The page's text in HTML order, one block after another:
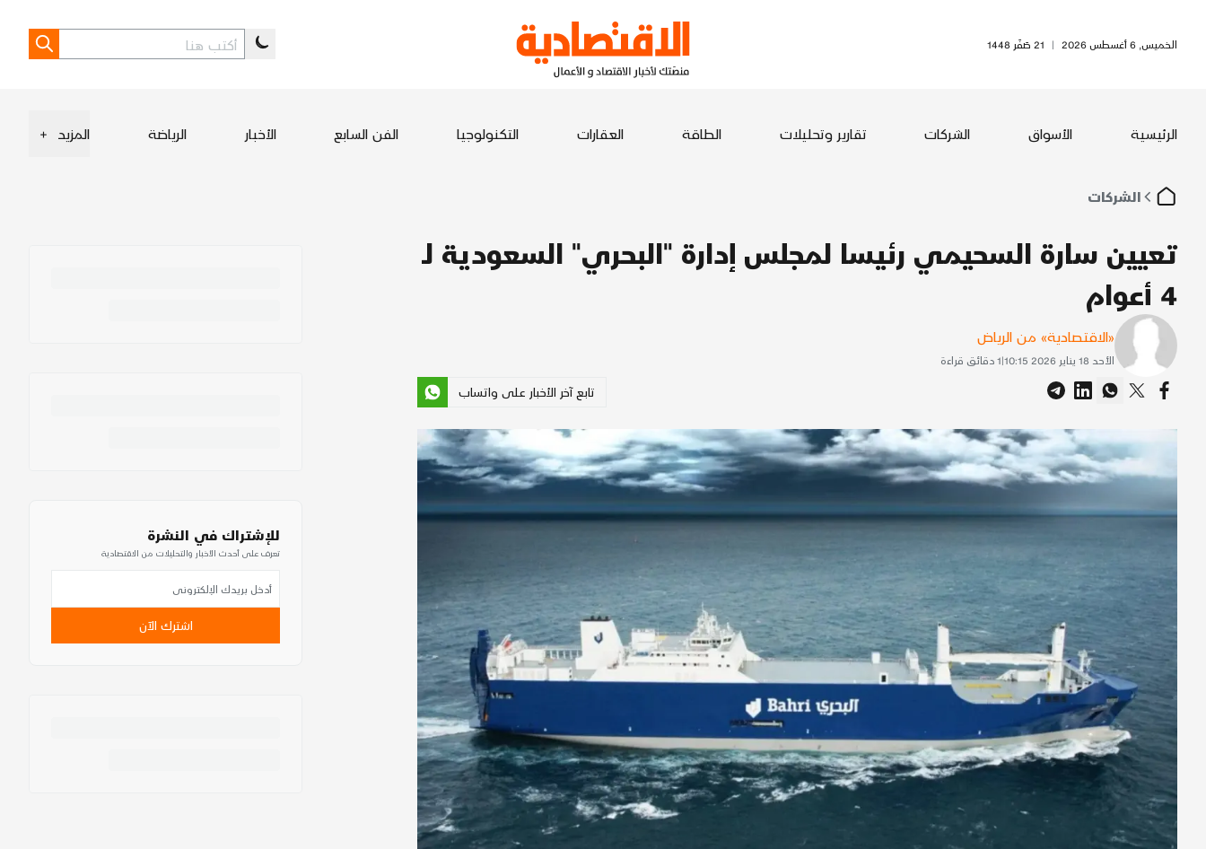
الخميس, 6 أغسطس 2026 | 21 صَفَر 1448
الرئيسية الأسواق الشركات تقارير وتحليلات الطاقة العقارات التكنولوجيا الفن السابع الأخبار الرياضة المزيد +
الشركات
تعيين سارة السحيمي رئيسا لمجلس إدارة "البحري" السعودية لـ
4 أعوام
«الاقتصادية» من الرياض
الأحد 18 يناير 2026 10:15 |
1 دقائق قراءة
تابع آخر الأخبار على واتساب
للإشتراك في النشرة
تعرف على أحدث الأخبار والتحليلات من الاقتصادية
اشترك الآن